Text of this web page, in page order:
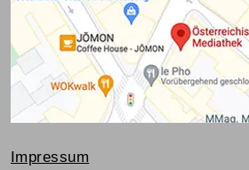
Impressum